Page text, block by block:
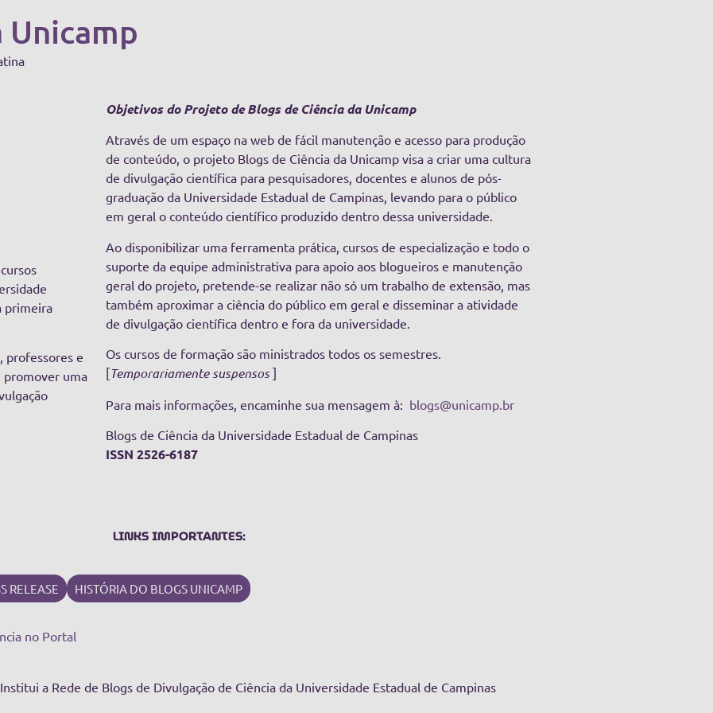
Unicamp
primeira
professores e
promover uma
Objetivos do Projeto de Blogs de Ciência da Unicamp
Através de um espaço na web de fácil manutenção e acesso para produção
de conteúdo, o projeto Blogs de Ciência da Unicamp visa a criar uma cultura
de divulgação científica para pesquisadores, docentes e alunos de pós-
graduação da Universidade Estadual de Campinas, levando para o público
em geral o conteúdo científico produzido dentro dessa universidade.
Ao disponibilizar uma ferramenta prática, cursos de especialização e todo o
suporte da equipe administrativa para apoio aos blogueiros e manutenção
geral do projeto, pretende-se realizar não só um trabalho de extensão, mas
também aproximar a ciência do público em geral e disseminar a atividade
de divulgação científica dentro e fora da universidade.
Os cursos de formação são ministrados todos os semestres.
[Temporariamente suspensos]
Para mais informações, encaminhe sua mensagem à: blogs@unicamp.br
Blogs de Ciência da Universidade Estadual de Campinas
ISSN 2526-6187
LINKS IMPORTANTES:
RELEASE HISTÓRIA DO BLOGS UNICAMP
no Portal
a Rede de Blogs de Divulgação de Ciência da Universidade Estadual de Campinas